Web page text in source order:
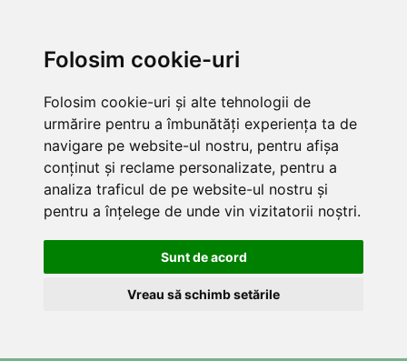
Folosim cookie-uri
Folosim cookie-uri și alte tehnologii de
urmărire pentru a îmbunătăți experiența ta de
navigare pe website-ul nostru, pentru afișa
conținut și reclame personalizate, pentru a
analiza traficul de pe website-ul nostru și
pentru a înțelege de unde vin vizitatorii noștri.
Sunt de acord
Vreau să schimb setările